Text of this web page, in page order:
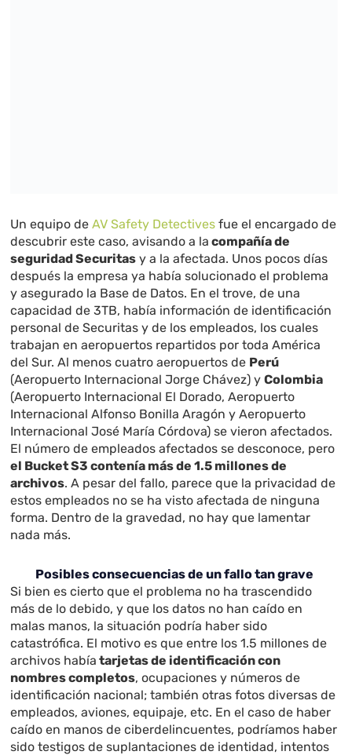
Un equipo deAV Safety Detectives fue el encargado de
descubrir este caso, avisando a la compañía de
seguridad Securitas y a la afectada. Unos pocos días
después la empresa ya había solucionado el problema
y asegurado la Base de Datos. En el trove, de una
capacidad de 3TB, había información de identificación
personal de Securitas y de los empleados, los cuales
trabajan en aeropuertos repartidos por toda América
del Sur. Al menos cuatro aeropuertos de Perú
(Aeropuerto Internacional Jorge Chávez) yColombia
(Aeropuerto Internacional El Dorado, Aeropuerto
Internacional Alfonso Bonilla Aragón y Aeropuerto
Internacional José María Córdova) se vieron afectados.
El número de empleados afectados se desconoce, pero
el Bucket S3 contenía más de 1.5 millones de
archivos. A pesar del fallo, parece que la privacidad de
estos empleados no se ha visto afectada de ninguna
forma. Dentro de la gravedad, no hay que lamentar
nada más.
Posibles consecuencias de un fallo tan grave
Si bien es cierto que el problema no ha trascendido
más de lo debido, y que los datos no han caído en
malas manos, la situación podría haber sido
catastrófica. El motivo es que entre los 1.5 millones de
archivos había tarjetas de identificación con
nombres completos, ocupaciones y números de
identificación nacional; también otras fotos diversas de
empleados, aviones, equipaje, etc. En el caso de haber
caído en manos de ciberdelincuentes, podríamos haber
sido testigos de suplantaciones de identidad, intentos